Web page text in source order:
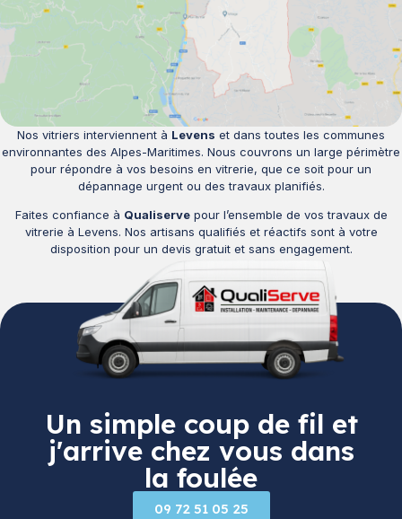
Nos vitriers interviennent à Levens et dans toutes les communes
environnantes des Alpes-Maritimes. Nous couvrons un large périmètre
pour répondre à vos besoins en vitrerie, que ce soit pour un
dépannage urgent ou des travaux planifiés.
Faites confiance à Qualiservepour l’ensemble de vos travaux de
vitrerie à Levens. Nos artisans qualifiés et réactifs sont à votre
disposition pour un devis gratuit et sans engagement.
Un simple coup de fil et
j'arrive chez vous dans
la foulée
09 72 51 05 25